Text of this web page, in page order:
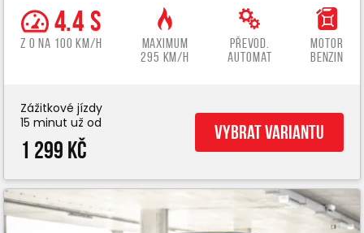
4.4 s
z 0 na 100 km/h
Maximum
295 km/h
Převod.
automat
Motor
benzin
Zážitkové jízdy
15 minut už od
1 299 Kč
Vybrat variantu